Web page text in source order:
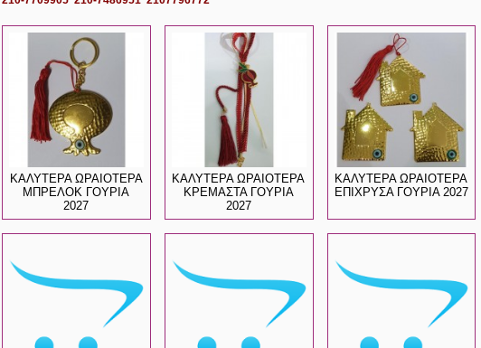
ΚΑΛΥΤΕΡΑ ΩΡΑΙΟΤΕΡΑ
ΜΠΡΕΛΟΚ ΓΟΥΡΙΑ
2027
ΚΑΛΥΤΕΡΑ ΩΡΑΙΟΤΕΡΑ
ΚΡΕΜΑΣΤΑ ΓΟΥΡΙΑ
2027
ΚΑΛΥΤΕΡΑ ΩΡΑΙΟΤΕΡΑ
ΕΠΙΧΡΥΣΑ ΓΟΥΡΙΑ 2027